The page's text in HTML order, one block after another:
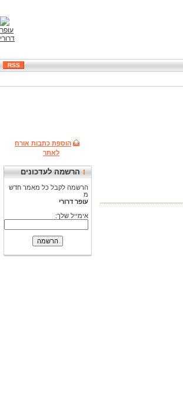
RSS
הוספת כתבות אורח
לאתר
הרשמה לעדכונים
הרשמה לקבל כל מאמר חדש
מ
עופר דרורי
אימייל שלך: